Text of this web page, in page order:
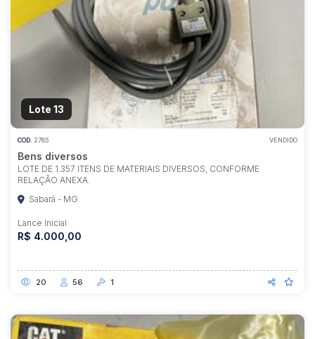
Lote 13
COD. 2785 VENDIDO
Bens diversos
LOTE DE 1.357 ITENS DE MATERIAIS DIVERSOS, CONFORME
RELAÇÃO ANEXA.
Sabará - MG
Lance Inicial
R$ 4.000,00
20 56 1